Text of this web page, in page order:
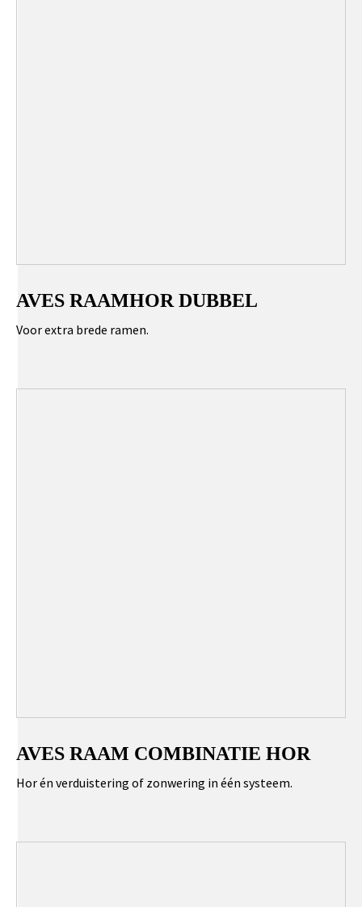
AVES RAAMHOR DUBBEL
Voor extra brede ramen.
AVES RAAM COMBINATIE HOR
Hor én verduistering of zonwering in één systeem.